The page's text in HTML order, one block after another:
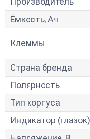
Ёмкость, Ач
Клеммы
Страна бренда
Полярность
Тип корпуса
Индикатор (глазок)